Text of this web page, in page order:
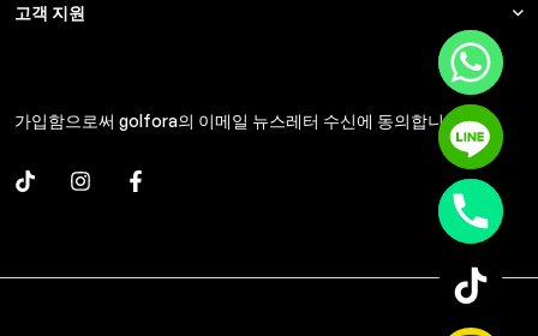
고객 지원
가입함으로써 golfora의 이메일 뉴스레터 수신에 동의합니다.